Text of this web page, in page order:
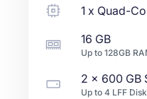
1 x Quad-
16 GB
Up to 128GB
2 x 600 GB
Up to4 LFF